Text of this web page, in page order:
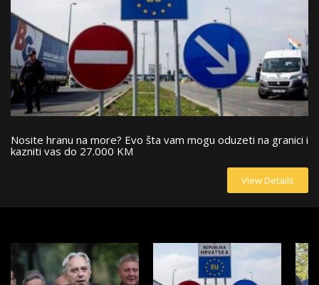
Evo kako se obogatio Nedeljko Elek: Sve je počelo jednom
prodajom
View Details